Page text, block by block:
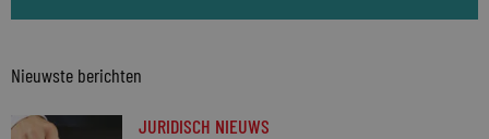
Nieuwste berichten
JURIDISCH NIEUWS